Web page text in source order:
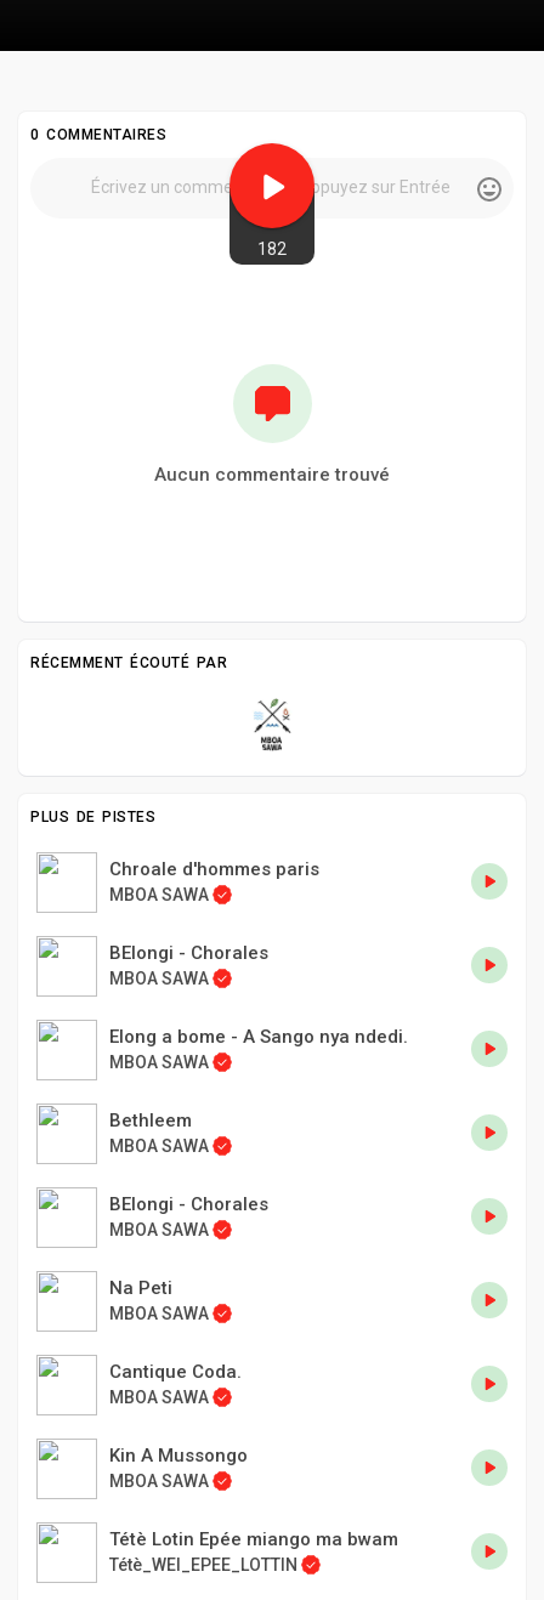
182
0 COMMENTAIRES
Aucun commentaire trouvé
RÉCEMMENT ÉCOUTÉ PAR
PLUS DE PISTES
Chroale d'hommes paris
MBOA SAWA
BElongi - Chorales
MBOA SAWA
Elong a bome - A Sango nya ndedi.
MBOA SAWA
Bethleem
MBOA SAWA
BElongi - Chorales
MBOA SAWA
Na Peti
MBOA SAWA
Cantique Coda.
MBOA SAWA
Kin A Mussongo
MBOA SAWA
Tétè Lotin Epée miango ma bwam
Tétè_WEI_EPEE_LOTTIN